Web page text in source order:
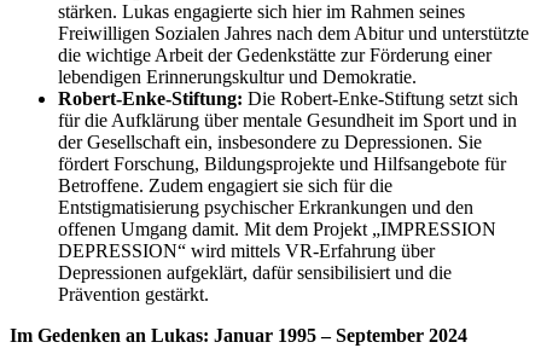
stärken. Lukas engagierte sich hier im Rahmen seines
Freiwilligen Sozialen Jahres nach dem Abitur und unterstützte
die wichtige Arbeit der Gedenkstätte zur Förderung einer
lebendigen Erinnerungskultur und Demokratie.
Robert-Enke-Stiftung: Die Robert-Enke-Stiftung setzt sich
für die Aufklärung über mentale Gesundheit im Sport und in
der Gesellschaft ein, insbesondere zu Depressionen. Sie
fördert Forschung, Bildungsprojekte und Hilfsangebote für
Betroffene. Zudem engagiert sie sich für die
Entstigmatisierung psychischer Erkrankungen und den
offenen Umgang damit. Mit dem Projekt „IMPRESSION
DEPRESSION“ wird mittels VR-Erfahrung über
Depressionen aufgeklärt, dafür sensibilisiert und die
Prävention gestärkt.
Im Gedenken an Lukas: Januar 1995 – September 2024